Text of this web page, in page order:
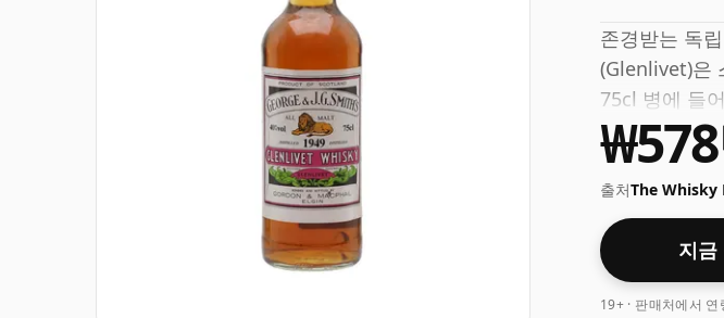
존경받는 독
(Glenlivet)은
75cl 병에 들
출처The Whisky
지금
19+ · 판매처에서 연